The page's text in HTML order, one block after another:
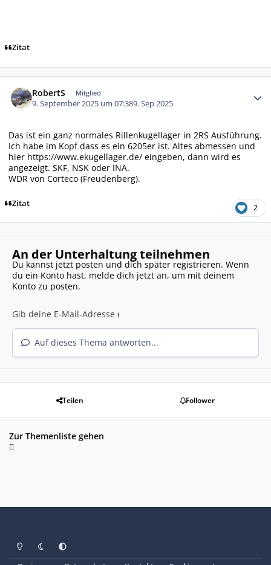
Zitat
RobertS Mitglied
9. September 2025 um 07:389. Sep 2025
Das ist ein ganz normales Rillenkugellager in 2RS Ausführung.
Ich habe im Kopf dass es ein 6205er ist. Altes abmessen und
hier https://www.ekugellager.de/ eingeben, dann wird es
angezeigt. SKF, NSK oder INA.
WDR von Corteco (Freudenberg).
Zitat 2
An der Unterhaltung teilnehmen
Du kannst jetzt posten und dich später registrieren. Wenn
du ein Konto hast, melde dich jetzt an, um mit deinem
Konto zu posten.
Auf dieses Thema antworten...
Teilen Follower
Zur Themenliste gehen
Heller ModusDunkler Modus
Systemeinstellung